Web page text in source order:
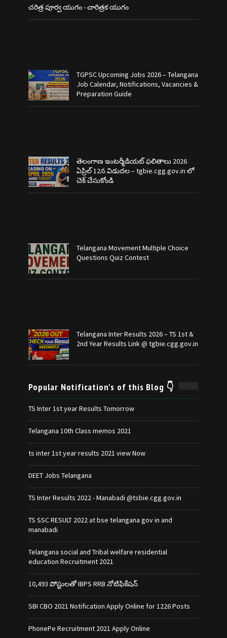
చరిత్ర పూర్వ యుగం - చారిత్రక యుగం
TGPSC Upcoming Jobs 2026 – Telangana
Job Calendar, Notifications, Vacancies &
Preparation Guide
తెలంగాణ ఇంటర్మీడియట్ ఫలితాలు 2026
ఏప్రిల్ 12న విడుదల – tgbie.cgg.gov.in లో
చెక్ చేసుకోండి
Telangana Movement Multiple Choice
Questions Quiz Contest
Telangana Inter Results 2026 – TS 1st &
2nd Year Results Link @ tgbie.cgg.gov.in
Popular Notification's of this Blog 👇
TS Inter 1st year Results Tomorrow
Telangana 10th Class memos 2021
ts inter 1st year results 2021 view Now
DEET Jobs Telangana
TS Inter Results 2022 - Manabadi @tsbie.cgg.gov.in
TS SSC RESULT 2022 at bse telangana gov in and
manabadi
Telangana social and Tribal welfare residential
education Recruitment 2021
10,493 పోస్టులతో IBPS RRB నోటిఫికేషన్‌
SBI CBO 2021 Notification Apply Online for 1226 Posts
PhonePe Recruitment 2021 Apply Online